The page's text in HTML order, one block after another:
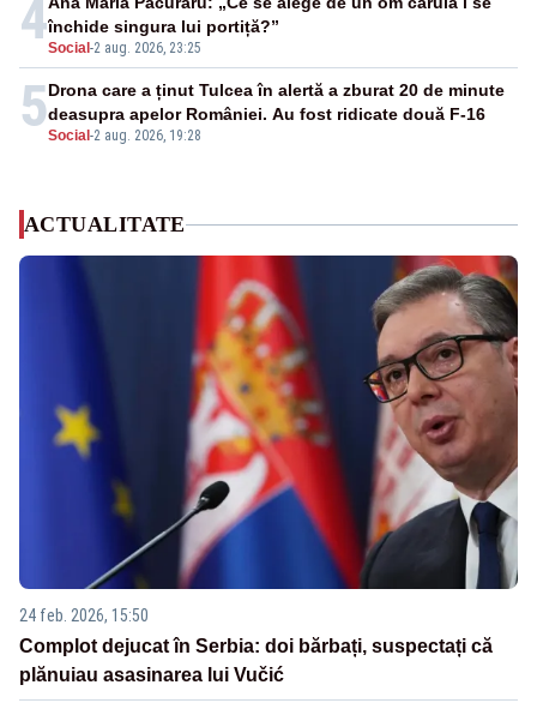
4Social -2 aug. 2026, 23:25
închide singura lui portiță?”
5Social -2 aug. 2026, 19:28
Drona care a ținut Tulcea în alertă a zburat 20 de minute
deasupra apelor României. Au fost ridicate două F-16
ACTUALITATE
24 feb. 2026, 15:50
Complot dejucat în Serbia: doi bărbați, suspectați că
plănuiau asasinarea lui Vučić